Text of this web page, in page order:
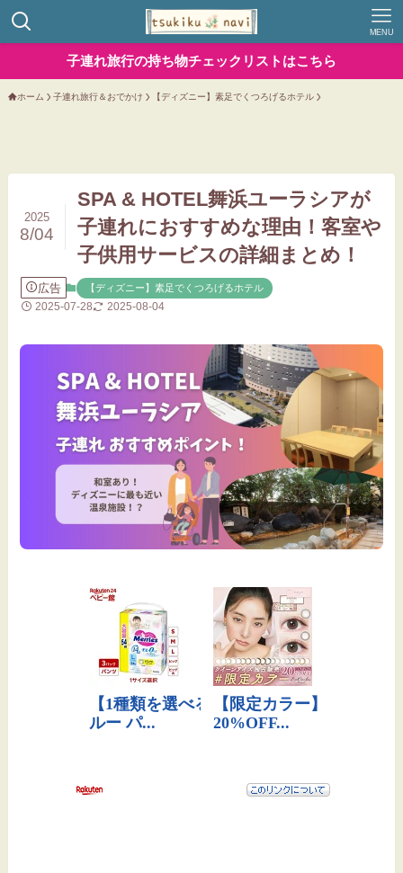
MENU
子連れ旅行の持ち物チェックリストはこちら
ホーム 子連れ旅行＆おでかけ 【ディズニー】素足でくつろげるホテル
SPA & HOTEL舞浜ユーラシアが
子連れにおすすめな理由！客室や
子供用サービスの詳細まとめ！
2025
8/04
広告 【ディズニー】素足でくつろげるホテル
2025-07-28 2025-08-04